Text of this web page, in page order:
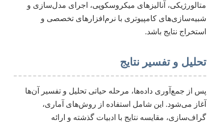
متالورژیکی، آنالیزهای میکروسکوپی، اجرای مدل‌سازی و
شبیه‌سازی‌های کامپیوتری با نرم‌افزارهای تخصصی و
استخراج نتایج باشد.
تحلیل و تفسیر نتایج
پس از جمع‌آوری داده‌ها، مرحله حیاتی تحلیل و تفسیر آن‌ها
آغاز می‌شود. این شامل استفاده از روش‌های آماری،
گراف‌سازی، مقایسه نتایج با ادبیات گذشته و ارائه